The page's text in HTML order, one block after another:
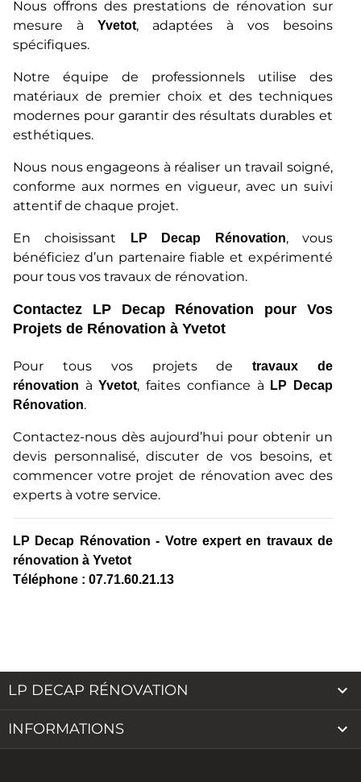
Nous offrons des prestations de rénovation sur
mesure à Yvetot, adaptées à vos besoins
spécifiques.
Notre équipe de professionnels utilise des
matériaux de premier choix et des techniques
modernes pour garantir des résultats durables et
esthétiques.
Nous nous engageons à réaliser un travail soigné,
conforme aux normes en vigueur, avec un suivi
attentif de chaque projet.
En choisissant LP Decap Rénovation, vous
bénéficiez d’un partenaire fiable et expérimenté
pour tous vos travaux de rénovation.
Contactez LP Decap Rénovation pour Vos
Projets de Rénovation à Yvetot
Pour tous vos projets detravaux de
rénovation àYvetot, faites confiance à
LP Decap
Rénovation.
Contactez-nous dès aujourd’hui pour obtenir un
devis personnalisé, discuter de vos besoins, et
commencer votre projet de rénovation avec des
experts à votre service.
LP Decap Rénovation - Votre expert en travaux de
rénovation à Yvetot
Téléphone : 07.71.60.21.13
LP DECAP RÉNOVATION 
INFORMATIONS 